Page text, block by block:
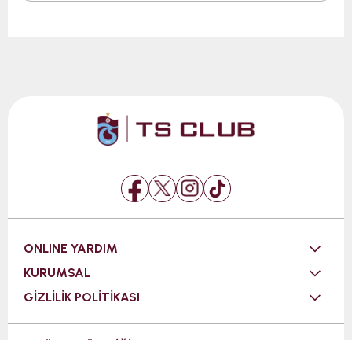
ONLINE YARDIM
KURUMSAL
GİZLİLİK POLİTİKASI